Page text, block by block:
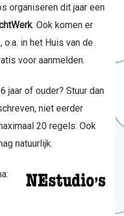
organiseren dit jaar een
. Ook komen er
in het Huis van de
voor aanmelden.
jaar of ouder? Stuur dan
niet eerder
20 regels. Ook
natuurlijk.